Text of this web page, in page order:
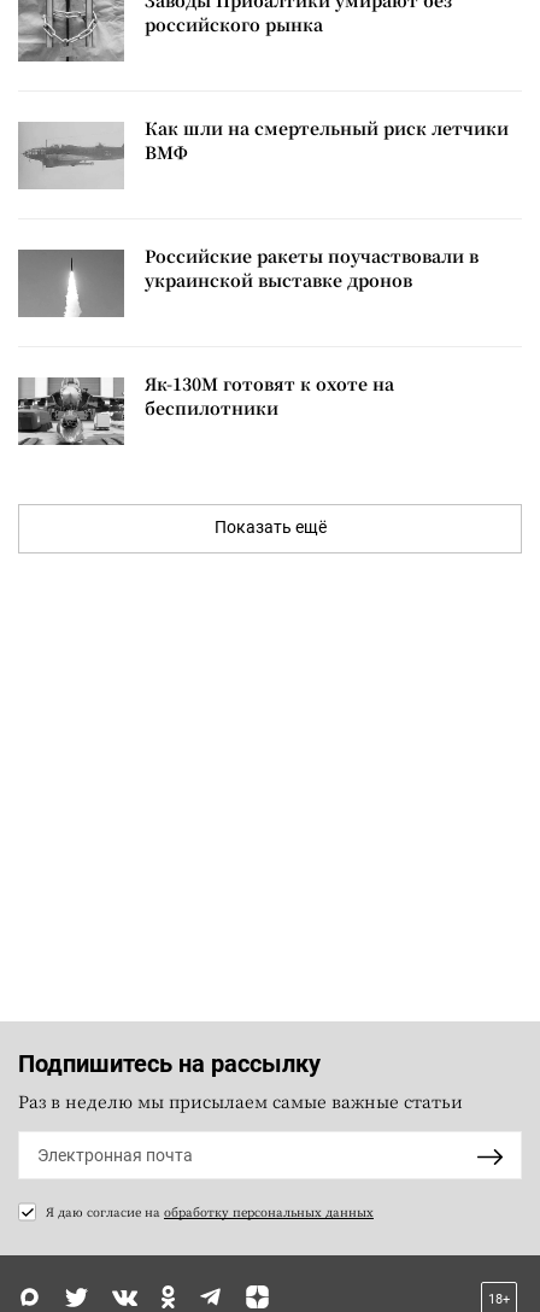
российского рынка
Как шли на смертельный риск летчики
ВМФ
Российские ракеты поучаствовали в
украинской выставке дронов
Як-130М готовят к охоте на
беспилотники
Показать ещё
Подпишитесь на рассылку
Раз в неделю мы присылаем самые важные статьи
Я даю согласие на обработку персональных данных
18+